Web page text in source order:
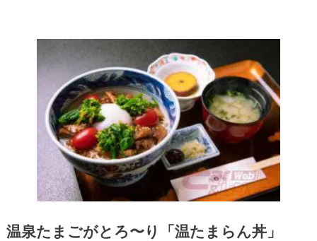
温泉たまごがとろ〜り「温たまらん丼」